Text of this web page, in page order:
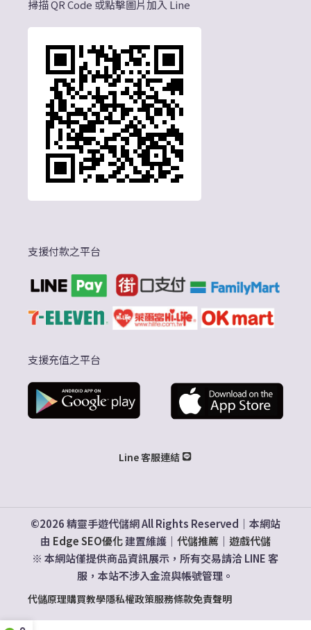
掃描 QR Code 或點擊圖片加入 Line
支援付款之平台
支援充值之平台
Line 客服連結
©2026 精靈手遊代儲網 All Rights Reserved｜本網站
由 Edge SEO優化建置維護｜ 代儲推薦｜ 遊戲代儲
※ 本網站僅提供商品資訊展示，所有交易請洽 LINE 客
服，本站不涉入金流與帳號管理。
代儲原理購買教學隱私權政策服務條款免責聲明